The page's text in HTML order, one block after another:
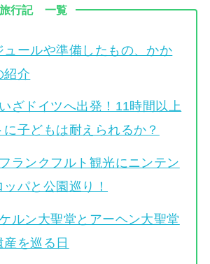
旅行記 一覧
ュールや準備したもの、かか
紹介
いざドイツへ出発！11時間以上
子どもは耐えられるか？
フランクフルト観光にニンテン
ッパと公園巡り！
ケルン大聖堂とアーヘン大聖堂
を巡る日